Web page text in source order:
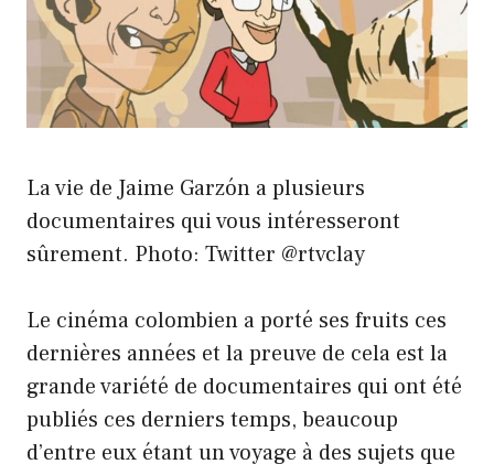
La vie de Jaime Garzón a plusieurs
documentaires qui vous intéresseront
sûrement. Photo: Twitter @rtvclay
Le cinéma colombien a porté ses fruits ces
dernières années et la preuve de cela est la
grande variété de documentaires qui ont été
publiés ces derniers temps, beaucoup
d’entre eux étant un voyage à des sujets que